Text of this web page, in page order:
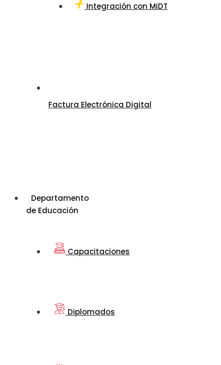
Integración con MiDT
Factura Electrónica Digital
Departamento
de Educación
Capacitaciones
Diplomados